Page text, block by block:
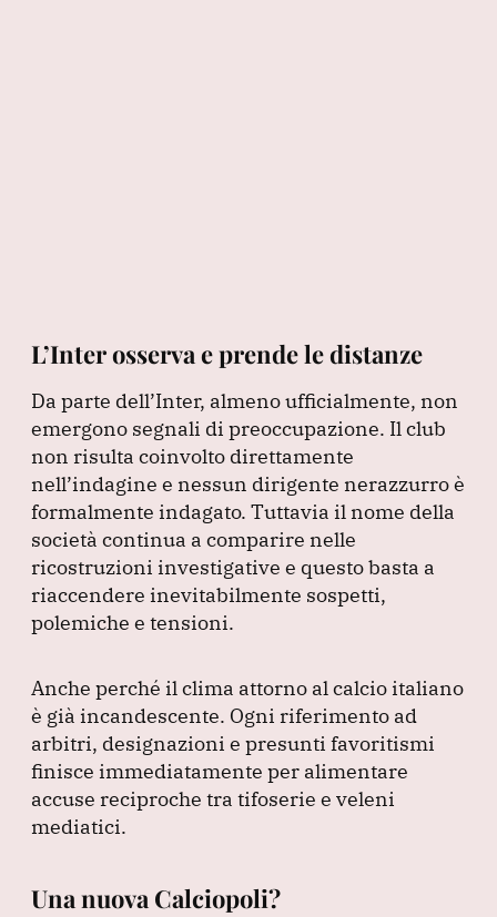
L’Inter osserva e prende le distanze
Da parte dell’Inter, almeno ufficialmente, non
emergono segnali di preoccupazione. Il club
non risulta coinvolto direttamente
nell’indagine e nessun dirigente nerazzurro è
formalmente indagato. Tuttavia il nome della
società continua a comparire nelle
ricostruzioni investigative e questo basta a
riaccendere inevitabilmente sospetti,
polemiche e tensioni.
Anche perché il clima attorno al calcio italiano
è già incandescente. Ogni riferimento ad
arbitri, designazioni e presunti favoritismi
finisce immediatamente per alimentare
accuse reciproche tra tifoserie e veleni
mediatici.
Una nuova Calciopoli?